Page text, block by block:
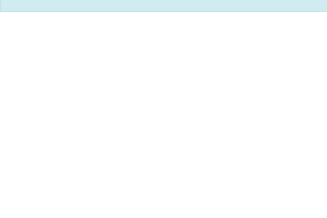
Вопрос-ответ